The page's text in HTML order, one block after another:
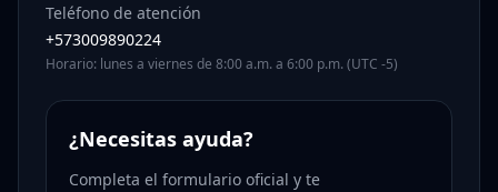
Teléfono de atención
+573009890224
Horario: lunes a viernes de 8:00 a.m. a 6:00 p.m. (UTC -5)
¿Necesitas ayuda?
Completa el formulario oficial y te